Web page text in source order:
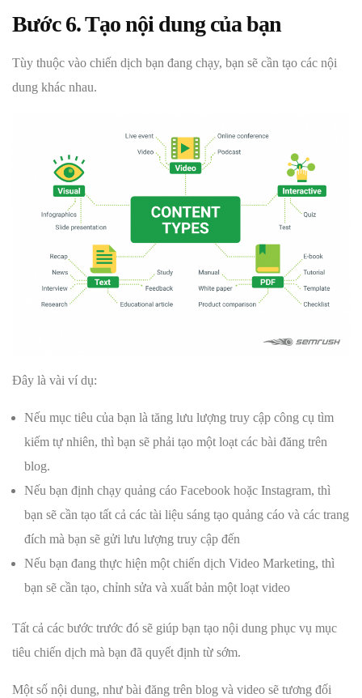
Bước 6. Tạo nội dung của bạn
Tùy thuộc vào chiến dịch bạn đang chạy, bạn sẽ cần tạo các nội
dung khác nhau.
Đây là vài ví dụ:
Nếu mục tiêu của bạn là tăng lưu lượng truy cập công cụ tìm
kiếm tự nhiên, thì bạn sẽ phải tạo một loạt các bài đăng trên
blog.
Nếu bạn định chạy quảng cáo Facebook hoặc Instagram, thì
bạn sẽ cần tạo tất cả các tài liệu sáng tạo quảng cáo và các trang
đích mà bạn sẽ gửi lưu lượng truy cập đến
Nếu bạn đang thực hiện một chiến dịch Video Marketing, thì
bạn sẽ cần tạo, chỉnh sửa và xuất bản một loạt video
Tất cả các bước trước đó sẽ giúp bạn tạo nội dung phục vụ mục
tiêu chiến dịch mà bạn đã quyết định từ sớm.
Một số nội dung, như bài đăng trên blog và video sẽ tương đối